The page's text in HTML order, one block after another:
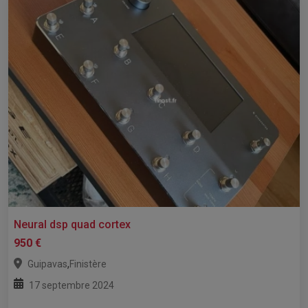
Neural dsp quad cortex
950 €
Guipavas,Finistère
17 septembre 2024